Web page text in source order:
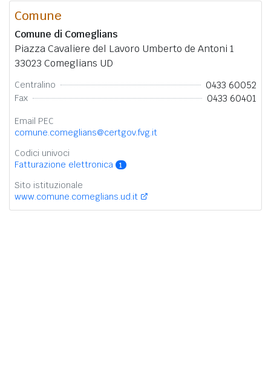
Comune
Comune di Comeglians
Piazza Cavaliere del Lavoro Umberto de Antoni 1
33023 Comeglians UD
Centralino 0433 60052
Fax 0433 60401
Email PEC
comune.comeglians@certgov.fvg.it
Codici univoci
Fatturazione elettronica
1
Sito istituzionale
www.comune.comeglians.ud.it